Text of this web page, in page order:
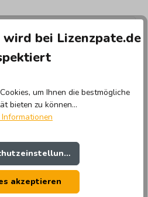
bei Lizenzpate.de
um Ihnen die bestmögliche
bieten zu können...
akzeptieren